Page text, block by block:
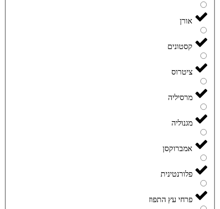
אורן
קסטונים
ציטרוס
מרסיליה
מגנוליה
אמברוקסן
פלורנטינית
פרחי עץ התפוז